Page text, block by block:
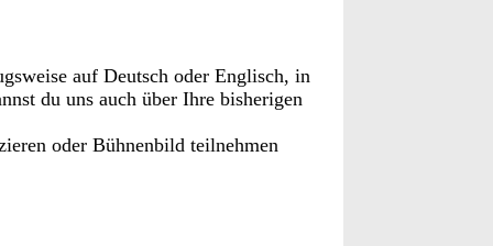
auf Deutsch oder Englisch, in
du uns auch über Ihre bisherigen
oder Bühnenbild teilnehmen